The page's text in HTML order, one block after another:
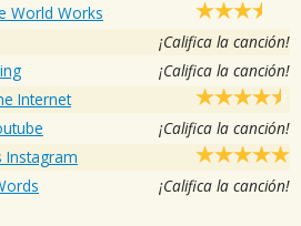
World Works
¡Califica la canción!
¡Califica la canción!
Internet
¡Califica la canción!
Instagram
¡Califica la canción!